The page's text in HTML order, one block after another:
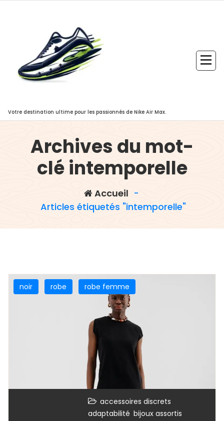
Votre destination ultime pour les passionnés de Nike Air Max.
Archives du mot-
clé intemporelle
Accueil -
Articles étiquetés "intemporelle"
noir robe robe femme
accessoires discrets
adaptabilité bijoux assortis